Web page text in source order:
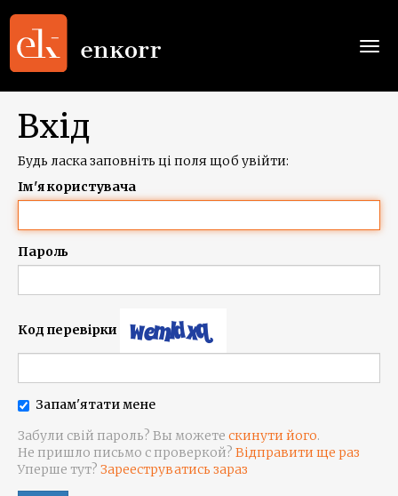
Вхід
Будь ласка заповніть ці поля щоб увійти:
Ім'я користувача
Пароль
Код перевірки
Запам'ятати мене
Забули свій пароль? Вы можете скинути його.
Не пришло письмо с проверкой? Відправити ще раз
Уперше тут? Зарееструватись зараз